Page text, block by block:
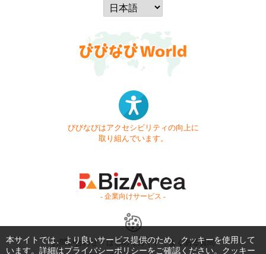
びびなびはアクセシビリティの向上に
取り組んでいます。
- 企業向けサービス -
お問い合わせ はじめてガイド
よくある質問
本サイトでは、より良いサービス提供のため、クッキーを使用して
います。詳細はプライバシーポリシーをご確認ください。クッキー